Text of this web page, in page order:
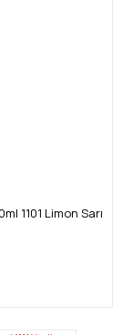
1101 Limon Sarı